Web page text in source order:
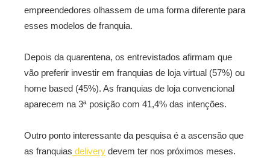
empreendedores olhassem de uma forma diferente para
esses modelos de franquia.
Depois da quarentena, os entrevistados afirmam que
vão preferir investir em franquias de loja virtual (57%) ou
home based (45%). As franquias de loja convencional
aparecem na 3ª posição com 41,4% das intenções.
Outro ponto interessante da pesquisa é a ascensão que
as franquias delivery devem ter nos próximos meses.